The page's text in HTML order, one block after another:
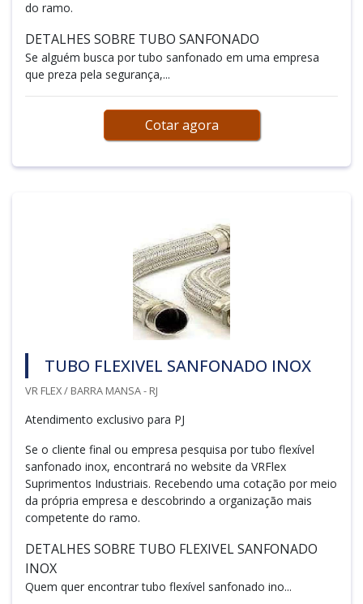
do ramo.
DETALHES SOBRE TUBO SANFONADO
Se alguém busca por tubo sanfonado em uma empresa
que preza pela segurança,...
Cotar agora
TUBO FLEXIVEL SANFONADO INOX
VR FLEX / BARRA MANSA - RJ
Atendimento exclusivo para PJ
Se o cliente final ou empresa pesquisa por tubo flexível
sanfonado inox, encontrará no website da VRFlex
Suprimentos Industriais. Recebendo uma cotação por meio
da própria empresa e descobrindo a organização mais
competente do ramo.
DETALHES SOBRE TUBO FLEXIVEL SANFONADO
INOX
Quem quer encontrar tubo flexível sanfonado ino...